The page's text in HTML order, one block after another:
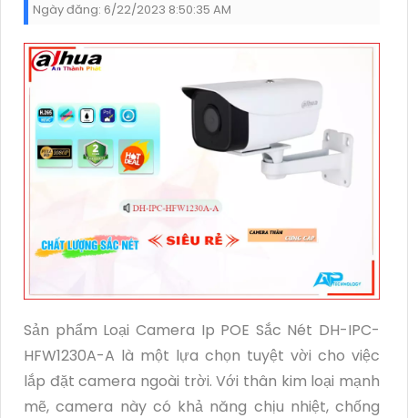
Ngày đăng: 6/22/2023 8:50:35 AM
Sản phẩm Loại Camera Ip POE Sắc Nét DH-IPC-
HFW1230A-A là một lựa chọn tuyệt vời cho việc
lắp đặt camera ngoài trời. Với thân kim loại mạnh
mẽ, camera này có khả năng chịu nhiệt, chống